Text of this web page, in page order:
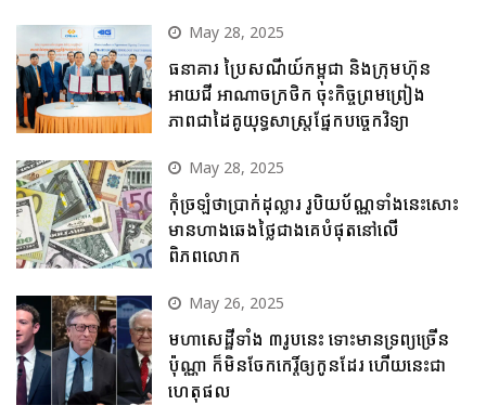
May 28, 2025
ធនាគារ ប្រៃសណីយ៍កម្ពុជា និងក្រុមហ៊ុន
អាយជី អាណាចក្រថិក ចុះកិច្ចព្រមព្រៀង
ភាពជាដៃគូយុទ្ធសាស្ត្រផ្នែកបច្ចេកវិទ្យា
May 28, 2025
កុំច្រឡំថាប្រាក់ដុល្លារ រូបិយប័ណ្ណទាំងនេះសោះ
មានហាងឆេងថ្លៃជាងគេបំផុតនៅលើ
ពិភពលោក
May 26, 2025
មហាសេដ្ឋីទាំង ៣រូបនេះ ទោះមានទ្រព្យច្រើន
ប៉ុណ្ណា ក៏មិនចែកកេរ្តិ៍ឲ្យកូនដែរ ហើយនេះជា
ហេតុផល